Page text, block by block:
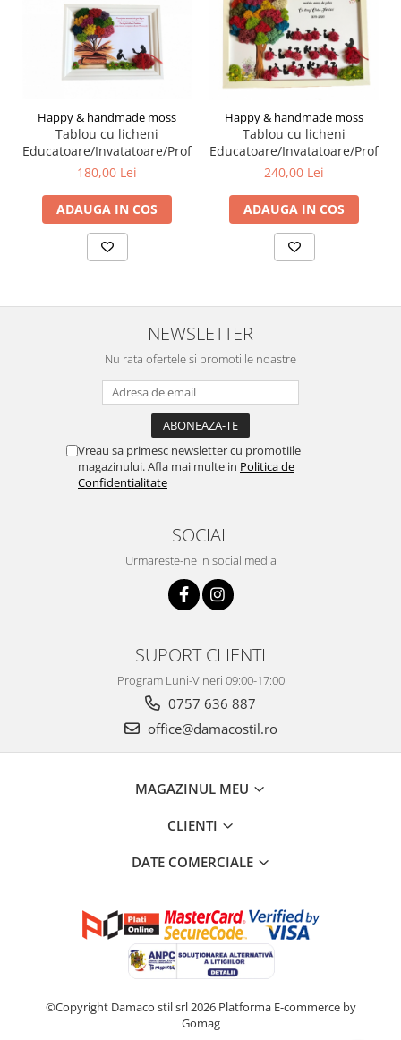
Happy & handmade moss
Tablou cu licheni
Educatoare/Invatatoare/Profesoara
180,00 Lei
ADAUGA IN COS
Happy & handmade moss
Tablou cu licheni
Educatoare/Invatatoare/
240,00 Lei
ADAUGA IN COS
NEWSLETTER
Nu rata ofertele si promotiile noastre
Vreau sa primesc newsletter cu promotiile
magazinului. Afla mai multe in Politica de
Confidentialitate
SOCIAL
Urmareste-ne in social media
SUPORT CLIENTI
Program Luni-Vineri 09:00-17:00
0757 636 887
office@damacostil.ro
MAGAZINUL MEU
CLIENTI
DATE COMERCIALE
©Copyright Damaco stil srl 2026 Platforma E-commerce by
Gomag